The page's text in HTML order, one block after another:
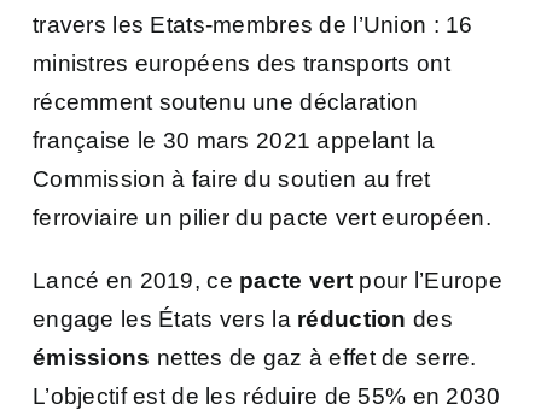
travers les Etats-membres de l’Union : 16
ministres européens des transports ont
récemment soutenu une déclaration
française le 30 mars 2021 appelant la
Commission à faire du soutien au fret
ferroviaire un pilier du pacte vert européen.
Lancé en 2019, ce pacte vert pour l’Europe
engage les États vers la réduction des
émissions nettes de gaz à effet de serre.
L’objectif est de les réduire de 55% en 2030